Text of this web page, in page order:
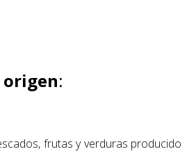
origen:
frutas y verduras producido